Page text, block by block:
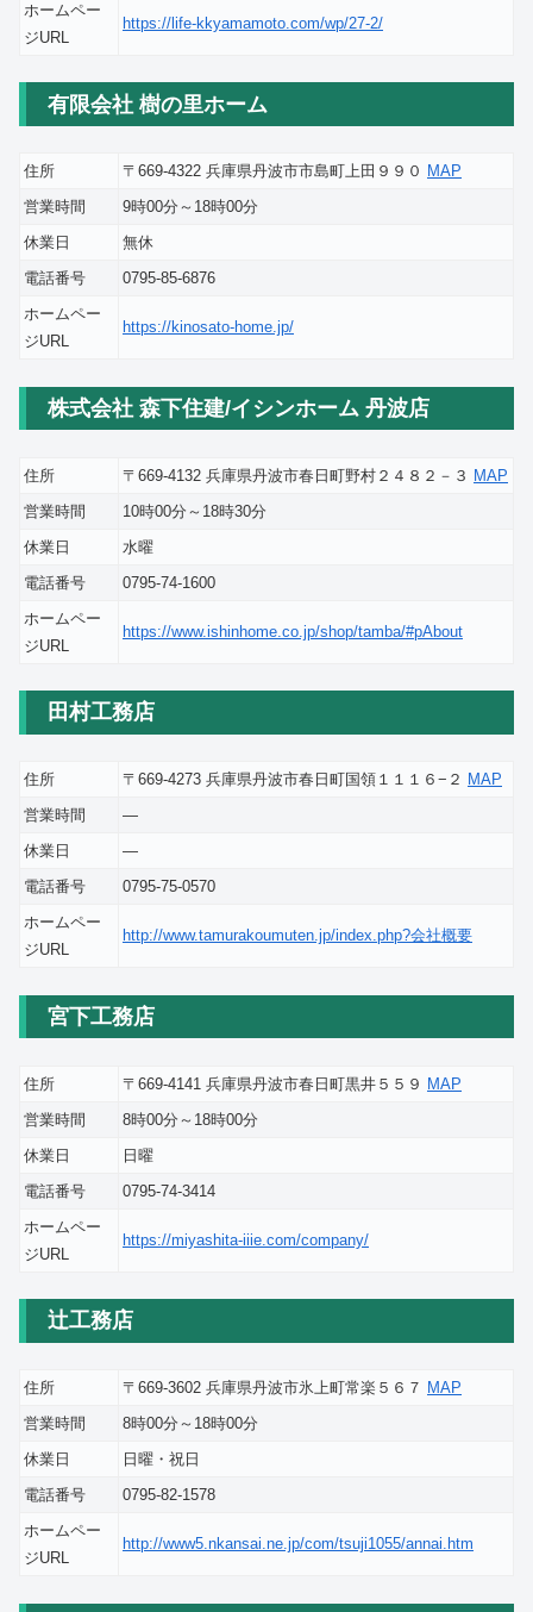
ホームペー
ジURL
https://life-kkyamamoto.com/wp/27-2/
有限会社 樹の里ホーム
住所 〒669-4322 兵庫県丹波市市島町上田９９０ MAP
営業時間
9時00分～18時00分
休業日
無休
電話番号
0795-85-6876
ホームペー
ジURL
https://kinosato-home.jp/
株式会社 森下住建/イシンホーム 丹波店
住所 〒669-4132 兵庫県丹波市春日町野村２４８２－３ MAP
営業時間
10時00分～18時30分
休業日
水曜
電話番号
0795-74-1600
ホームペー
ジURL
https://www.ishinhome.co.jp/shop/tamba/#pAbout
田村工務店
住所 〒669-4273 兵庫県丹波市春日町国領１１１６−２ MAP
営業時間
―
休業日
―
電話番号
0795-75-0570
ホームペー
ジURL
http://www.tamurakoumuten.jp/index.php?会社概要
宮下工務店
住所 〒669-4141 兵庫県丹波市春日町黒井５５９ MAP
営業時間
8時00分～18時00分
休業日
日曜
電話番号
0795-74-3414
ホームペー
ジURL
https://miyashita-iiie.com/company/
辻工務店
住所 〒669-3602 兵庫県丹波市氷上町常楽５６７ MAP
営業時間
8時00分～18時00分
休業日
日曜・祝日
電話番号
0795-82-1578
ホームペー
ジURL
http://www5.nkansai.ne.jp/com/tsuji1055/annai.htm